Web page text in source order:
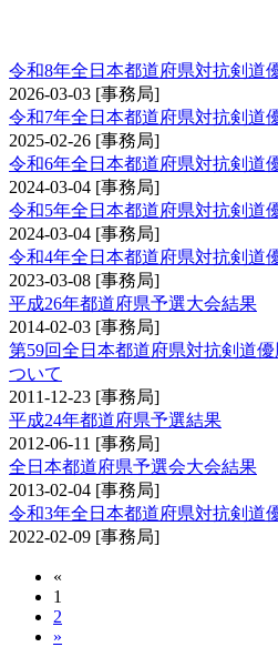
令和8年全日本都道府県対抗剣道
2026-03-03 [事務局]
令和7年全日本都道府県対抗剣道
2025-02-26 [事務局]
令和6年全日本都道府県対抗剣道
2024-03-04 [事務局]
令和5年全日本都道府県対抗剣道
2024-03-04 [事務局]
令和4年全日本都道府県対抗剣道
2023-03-08 [事務局]
平成26年都道府県予選大会結果
2014-02-03 [事務局]
第59回全日本都道府県対抗剣道
ついて
2011-12-23 [事務局]
平成24年都道府県予選結果
2012-06-11 [事務局]
全日本都道府県予選会大会結果
2013-02-04 [事務局]
令和3年全日本都道府県対抗剣道
2022-02-09 [事務局]
«
1
2
»